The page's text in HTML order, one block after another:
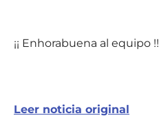
¡¡ Enhorabuena al equipo !!
Leer noticia original